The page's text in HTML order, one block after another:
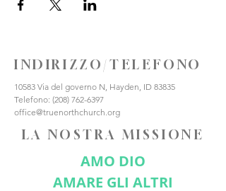
INDIRIZZO/TELEFONO
10583 Via del governo N, Hayden, ID 83835
Telefono: (208) 762-6397
office@truenorthchurch.org
LA NOSTRA MISSIONE
AMO DIO
AMARE GLI ALTRI